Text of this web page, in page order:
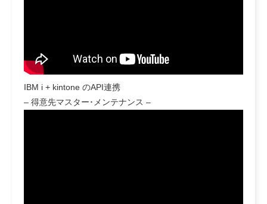
IBM i + kintone のAPI連携
– 得意先マスター･メンテナンス –